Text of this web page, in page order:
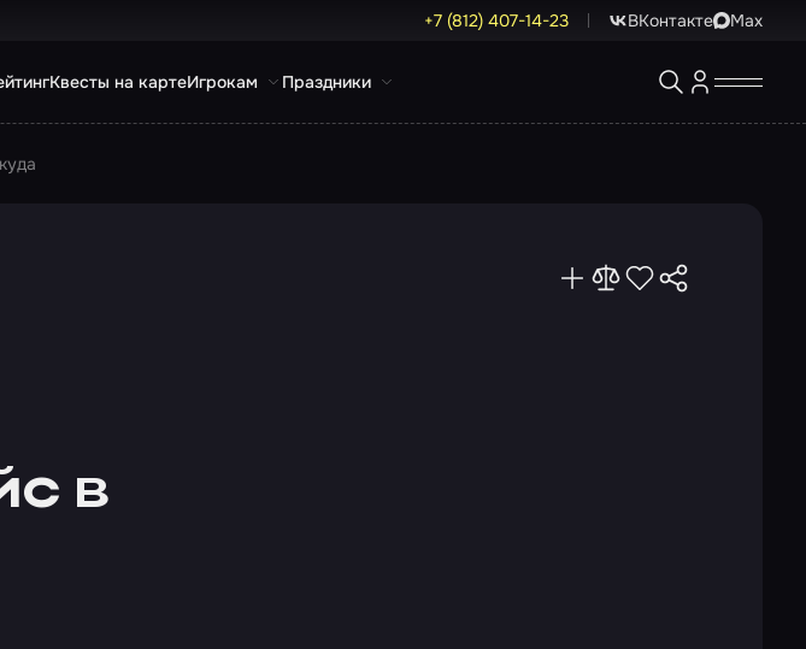
+7 (812) 407-14-23 ВКонтакте Max
Квесты на картеИгрокам Праздники
в